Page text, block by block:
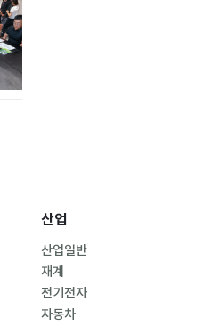
산업
산업일반
재계
전기전자
자동차